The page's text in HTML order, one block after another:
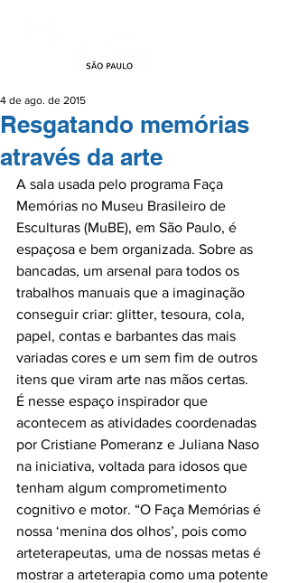
Resgatando memórias
através da arte
4 de ago. de 2015
A sala usada pelo programa Faça
Memórias no Museu Brasileiro de
Esculturas (MuBE), em São Paulo, é
espaçosa e bem organizada. Sobre as
bancadas, um arsenal para todos os
trabalhos manuais que a imaginação
conseguir criar: glitter, tesoura, cola,
papel, contas e barbantes das mais
variadas cores e um sem fim de outros
itens que viram arte nas mãos certas.
É nesse espaço inspirador que
acontecem as atividades coordenadas
por Cristiane Pomeranz e Juliana Naso
na iniciativa, voltada para idosos que
tenham algum comprometimento
cognitivo e motor. “O Faça Memórias é
nossa ‘menina dos olhos’, pois como
arteterapeutas, uma de nossas metas é
mostrar a arteterapia como uma potente